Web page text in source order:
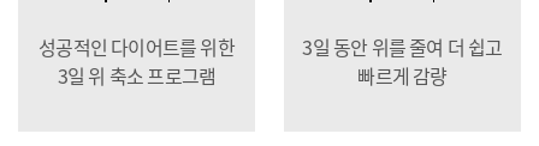
성공적인 다이어트를 위한
3일 위 축소 프로그램
3일 동안 위를 줄여 더 쉽고
빠르게 감량